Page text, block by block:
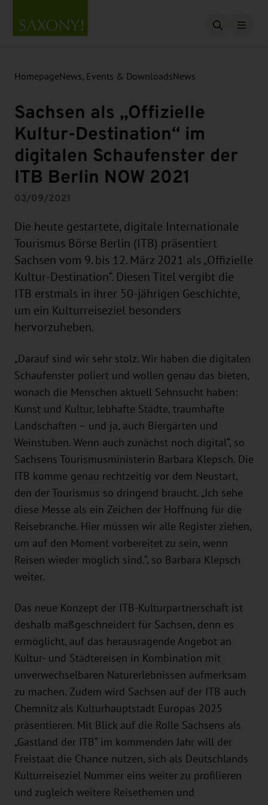
Open
HomepageNews, Events & DownloadsNews
Sachsen als „Offizielle
Kultur-Destination“ im
digitalen Schaufenster der
ITB Berlin NOW 2021
03/09/2021
Die heute gestartete, digitale Internationale
Tourismus Börse Berlin (ITB) präsentiert
Sachsen vom 9. bis 12. März 2021 als „Offizielle
Kultur-Destination“. Diesen Titel vergibt die
ITB erstmals in ihrer 50-jährigen Geschichte,
um ein Kulturreiseziel besonders
hervorzuheben.
„Darauf sind wir sehr stolz. Wir haben die digitalen
Schaufenster poliert und wollen genau das bieten,
wonach die Menschen aktuell Sehnsucht haben:
Kunst und Kultur, lebhafte Städte, traumhafte
Landschaften – und ja, auch Biergärten und
Weinstuben. Wenn auch zunächst noch digital“, so
Sachsens Tourismusministerin Barbara Klepsch. Die
ITB komme genau rechtzeitig vor dem Neustart,
den der Tourismus so dringend braucht. „Ich sehe
diese Messe als ein Zeichen der Hoffnung für die
Reisebranche. Hier müssen wir alle Register ziehen,
um auf den Moment vorbereitet zu sein, wenn
Reisen wieder möglich sind.“, so Barbara Klepsch
weiter.
Das neue Konzept der ITB-Kulturpartnerschaft ist
deshalb maßgeschneidert für Sachsen, denn es
ermöglicht, auf das herausragende Angebot an
Kultur- und Städtereisen in Kombination mit
unverwechselbaren Naturerlebnissen aufmerksam
zu machen. Zudem wird Sachsen auf der ITB auch
Chemnitz als Kulturhauptstadt Europas 2025
präsentieren. Mit Blick auf die Rolle Sachsens als
„Gastland der ITB“ im kommenden Jahr will der
Freistaat die Chance nutzen, sich als Deutschlands
Kulturreiseziel Nummer eins weiter zu profilieren
und zugleich weitere Reisethemen und